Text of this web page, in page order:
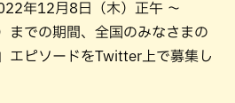
年12月8日（木）正午 〜
までの期間、全国のみなさまの
エピソードをTwitter上で募集し